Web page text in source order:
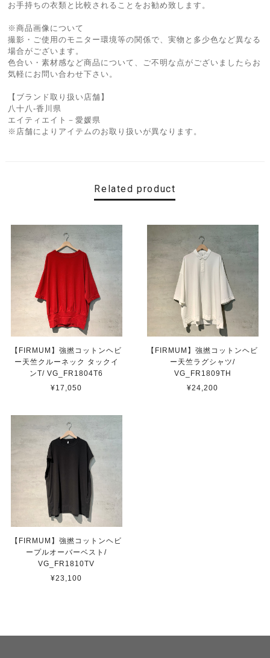
お手持ちの衣類と比較されることをお勧め致します。
※商品画像について
撮影・ご使用のモニター環境等の関係で、実物と多少色など異なる
場合がございます。
色合い・素材感など商品について、ご不明な点がございましたらお
気軽にお問い合わせ下さい。
【ブランド取り扱い店舗】
八十八-香川県
エイティエイト－愛媛県
※店舗によりアイテムのお取り扱いが異なります。
Related product
【FIRMUM】強撚コットンヘビ
ー天竺クルーネック タックイ
ンT/ VG_FR1804T6
¥17,050
【FIRMUM】強撚コットンヘビ
ー天竺ラグシャツ/
VG_FR1809TH
¥24,200
【FIRMUM】強撚コットンヘビ
ープルオーバーベスト/
VG_FR1810TV
¥23,100